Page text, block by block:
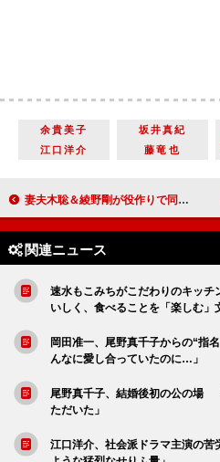
余貴美子 坂井真紀
江口洋介
藤竜也
妻夫木聡＆綾野剛が役作りで同居！？ 広瀬すず「監督も人間だと思いながらやりました」
関連ニュース
速水もこみちがこだわりのキッ
いしく、食べることを「楽しむ」
岡田准一、尾野真千子からの“指
んなに愛し合っていたのに…」
尾野真千子、結婚後初の公の場
ただいた」
江口洋介、社会派ドラマ主演の